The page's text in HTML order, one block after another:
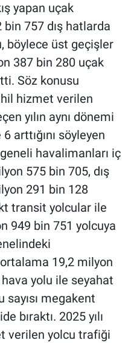
yapan uçak
757 dış hatlarda
böylece üst geçişler
387 bin 280 uçak
Söz konusu
hizmet verilen
yılın aynı dönemi
arttığını söyleyen
havalimanları iç
575 bin 705, dış
291 bin 128
transit yolcular ile
949 bin 751 yolcuya
19,2 milyon
hava yolu ile seyahat
sayısı megakent
bıraktı. 2025 yılı
verilen yolcu trafiği